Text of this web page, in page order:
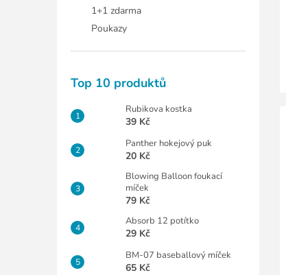
1+1 zdarma
Poukazy
Top 10 produktů
Rubikova kostka
39 Kč
Panther hokejový puk
20 Kč
Blowing Balloon foukací
míček
79 Kč
Absorb 12 potítko
29 Kč
BM-07 baseballový míček
65 Kč